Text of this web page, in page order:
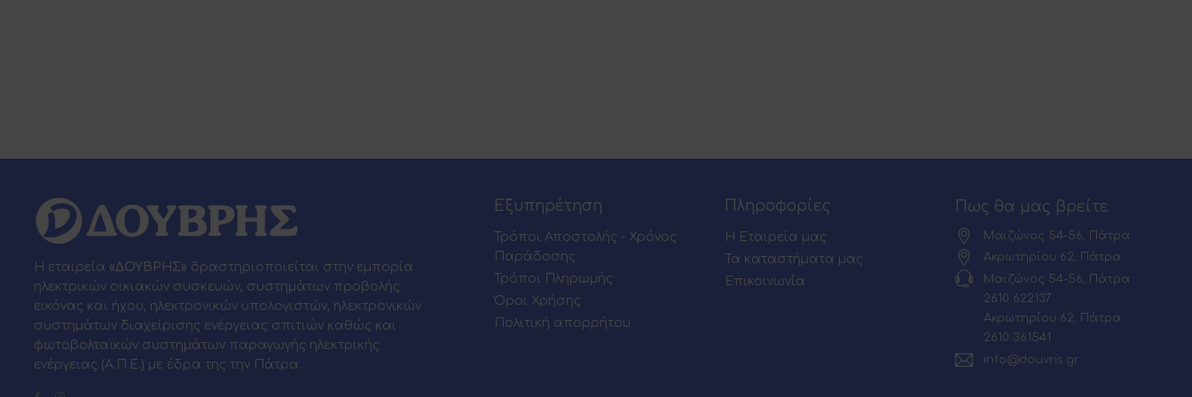
Η εταιρεία «ΔΟΥΒΡΗΣ» δραστηριοποιείται στην εμπορία
ηλεκτρικών οικιακών συσκευών, συστημάτων προβολής
εικόνας και ήχου, ηλεκτρονικών υπολογιστών, ηλεκτρονικών
συστημάτων διαχείρισης ενέργειας σπιτιών καθώς και
φωτοβολταϊκών συστημάτων παραγωγής ηλεκτρικής
ενέργειας (Α.Π.Ε.) με έδρα της την Πάτρα.
Εξυπηρέτηση
Τρόποι Αποστολής - Χρόνος
Παράδοσης
Τρόποι Πληρωμής
Όροι Χρήσης
Πολιτική απορρήτου
Πληροφορίες
Η Εταιρεία μας
Τα καταστήματα μας
Επικοινωνία
Πως θα μας βρείτε
Μαιζώνος 54-56, Πάτρα
Ακρωτηρίου 62, Πάτρα
Μαιζώνος 54-56, Πάτρα :
2610 622137
Ακρωτηρίου 62, Πάτρα :
2610 361541
info@douvris.gr